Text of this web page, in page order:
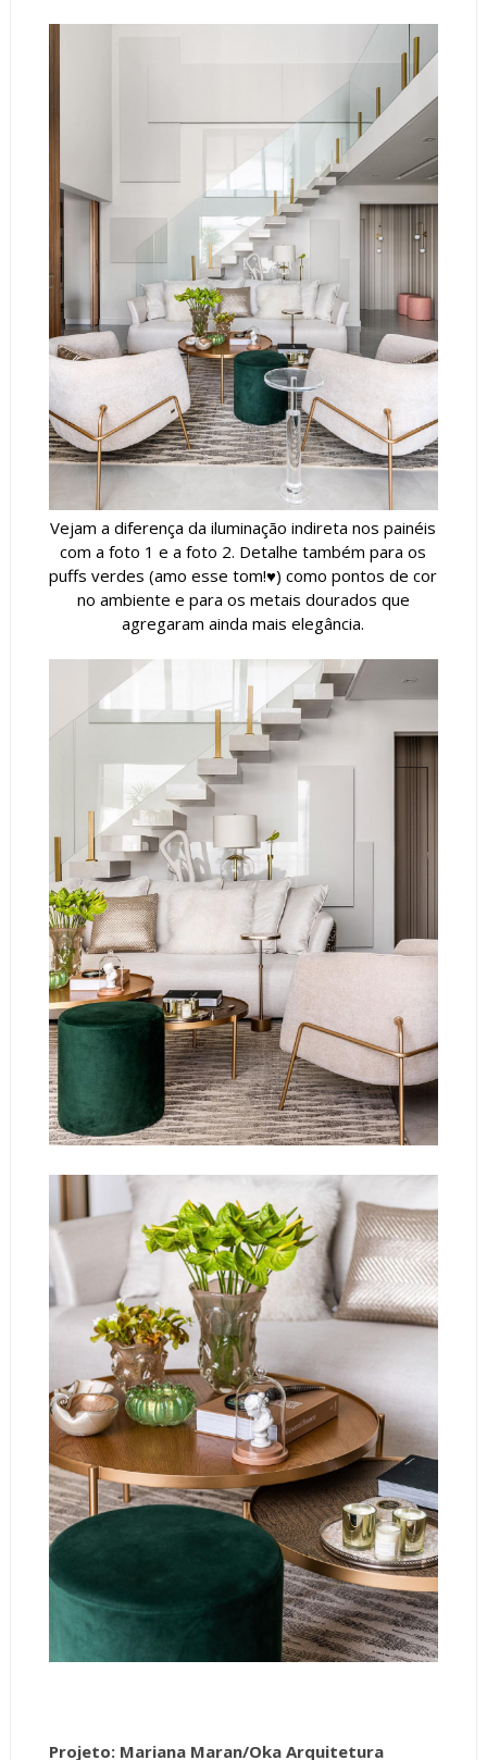
Vejam a diferença da iluminação indireta nos painéis
com a foto 1 e a foto 2. Detalhe também para os
puffs verdes (amo esse tom!♥) como pontos de cor
no ambiente e para os metais dourados que
agregaram ainda mais elegância.
Projeto: Mariana Maran/Oka Arquitetura